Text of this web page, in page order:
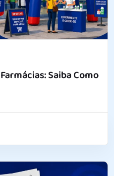
Saiba Como